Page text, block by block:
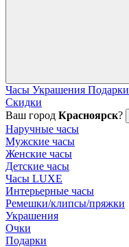
Часы Украшения Подарки
Скидки
Ваш город Красноярск?
Наручные часы
Мужские часы
Женские часы
Детские часы
Часы LUXE
Интерьерные часы
Ремешки/клипсы/пряжки
Украшения
Очки
Подарки